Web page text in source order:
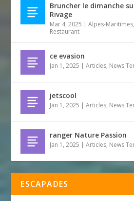
Bruncher le dimanche
Rivage
Mar 4, 2025 |Alpes-Maritimes
Restaurant
ce evasion
Jan 1, 2025 |Articles, News
jetscool
Jan 1, 2025 |Articles, News
ranger Nature Passion
Jan 1, 2025 |Articles, News
ESCAPADES